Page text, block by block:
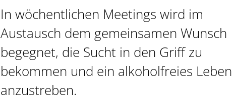
In wöchentlichen Meetings wird im
Austausch dem gemeinsamen Wunsch
begegnet, die Sucht in den Griff zu
bekommen und ein alkoholfreies Leben
anzustreben.